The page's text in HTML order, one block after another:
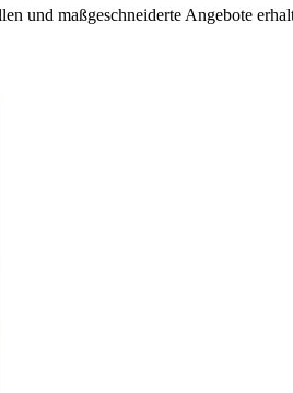
und maßgeschneiderte Angebote